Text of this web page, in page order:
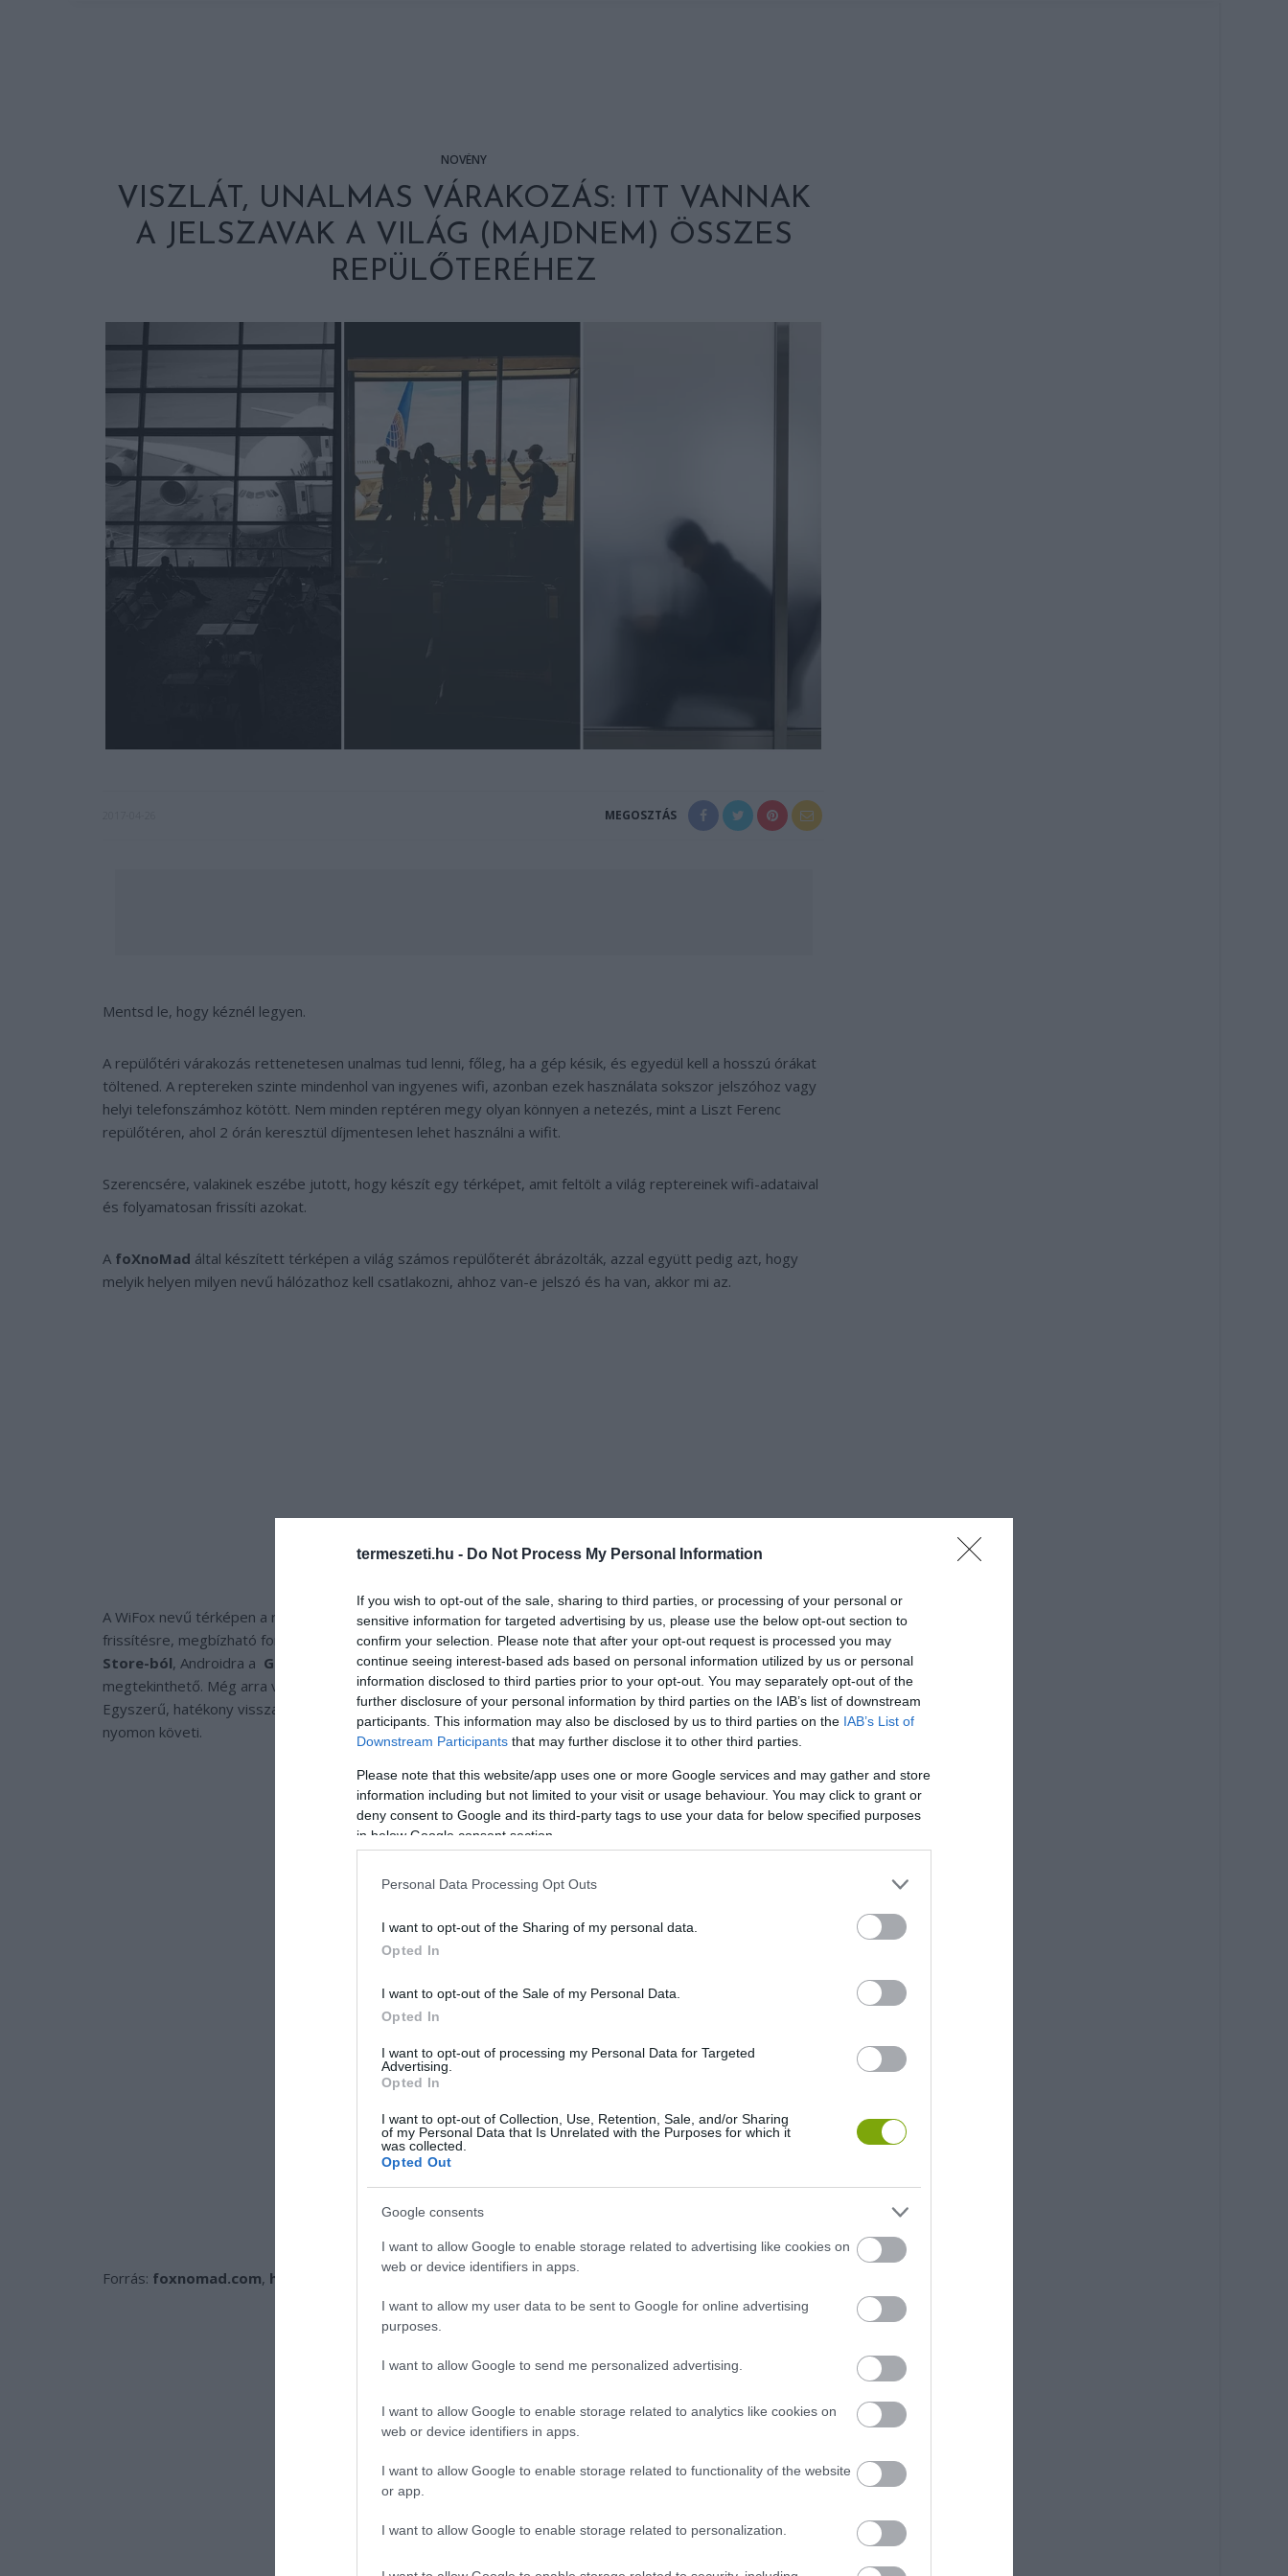
termeszeti.hu - Do Not Process My Personal Information
If you wish to opt-out of the sale, sharing to third parties, or processing of your personal or
sensitive information for targeted advertising by us, please use the below opt-out section to
confirm your selection. Please note that after your opt-out request is processed you may
continue seeing interest-based ads based on personal information utilized by us or personal
information disclosed to third parties prior to your opt-out. You may separately opt-out of the
further disclosure of your personal information by third parties on the IAB’s list of downstream
participants. This information may also be disclosed by us to third parties on the IAB’s List of
Downstream Participants that may further disclose it to other third parties.
Please note that this website/app uses one or more Google services and may gather and store
information including but not limited to your visit or usage behaviour. You may click to grant or
deny consent to Google and its third-party tags to use your data for below specified purposes
in below Google consent section.
Personal Data Processing Opt Outs
I want to opt-out of the Sharing of my personal data.
Opted In
I want to opt-out of the Sale of my Personal Data.
Opted In
I want to opt-out of processing my Personal Data for Targeted
Advertising.
Opted In
I want to opt-out of Collection, Use, Retention, Sale, and/or Sharing
of my Personal Data that Is Unrelated with the Purposes for which it
was collected.
Opted Out
Google consents
I want to allow Google to enable storage related to advertising like cookies on
web or device identifiers in apps.
I want to allow my user data to be sent to Google for online advertising
purposes.
I want to allow Google to send me personalized advertising.
I want to allow Google to enable storage related to analytics like cookies on
web or device identifiers in apps.
I want to allow Google to enable storage related to functionality of the website
or app.
I want to allow Google to enable storage related to personalization.
NÖVÉNY
VISZLÁT, UNALMAS VÁRAKOZÁS: ITT VANNAK
A JELSZAVAK A VILÁG (MAJDNEM) ÖSSZES
REPÜLŐTERÉHEZ
MEGOSZTÁS
Mentsd le, hogy kéznél legyen.
A repülőtéri várakozás rettenetesen unalmas tud lenni, főleg, ha a gép késik, és egyedül kell a hosszú órákat
töltened. A reptereken szinte mindenhol van ingyenes wifi, azonban ezek használata sokszor jelszóhoz vagy
helyi telefonszámhoz kötött. Nem minden reptéren megy olyan könnyen a netezés, mint a Liszt Ferenc
repülőtéren, ahol 2 órán keresztül díjmentesen lehet használni a wifit.
Szerencsére, valakinek eszébe jutott, hogy készít egy térképet, amit feltölt a világ reptereinek wifi-adataival
és folyamatosan frissíti azokat.
A foXnoMad által készített térképen a világ számos repülőterét ábrázolták, azzal együtt pedig azt, hogy
melyik helyen milyen nevű hálózathoz kell csatlakozni, ahhoz van-e jelszó és ha van, akkor mi az.
A WiFox nevű térképen a repterek és várakozó csarnokok jelszavai valós idejű információkkal kerülnek
frissítésre, megbízható forrásokból (pilóták, utazók, reptéri alkalmazottak). A WiFox elérhető iOS-ra azApp
Store-ból, Androidra a Google Play-bőlvagy azAmazonról. Az összes hotspot így offline üzemmódban is
megtekinthető. Még arra vonatkozó tanácsokat is kapunk, hogy pl. „a 47-es kapunál a legerősebb a jel”.
Egyszerű, hatékony visszacsatolási rendszerrel a felhasználóktól származó jelzéseket, információkat is
nyomon követi.
Forrás: foxnomad.com, hvg.hu